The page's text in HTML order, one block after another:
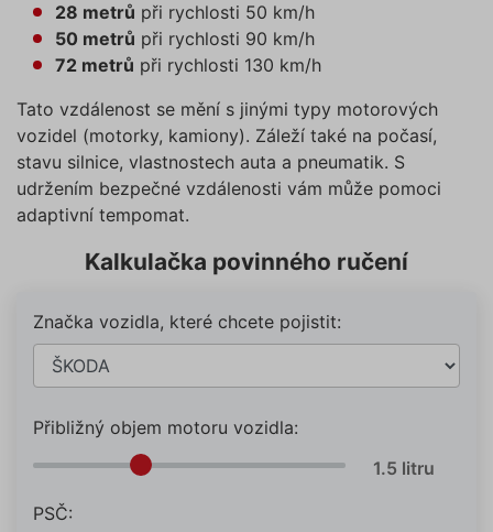
28 metrů při rychlosti 50 km/h
50 metrů při rychlosti 90 km/h
72 metrů při rychlosti 130 km/h
Tato vzdálenost se mění s jinými typy motorových
vozidel (motorky, kamiony). Záleží také na počasí,
stavu silnice, vlastnostech auta a pneumatik. S
udržením bezpečné vzdálenosti vám může pomoci
adaptivní tempomat.
Kalkulačka povinného ručení
Značka vozidla, které chcete pojistit:
Přibližný objem motoru vozidla:
PSČ: